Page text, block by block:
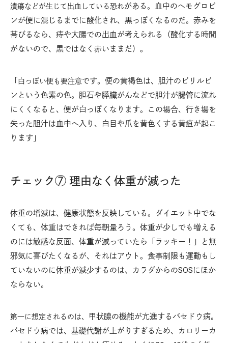
潰瘍などが生じて出血している恐れがある。血中のヘモグロビ
ンが便に混じるまでに酸化され、黒っぽくなるのだ。赤みを
帯びるなら、痔や大腸での出血が考えられる（酸化する時間
がないので、黒ではなく赤いままだ）。
「白っぽい便も要注意です。便の黄褐色は、胆汁のビリルビ
ンという色素の色。胆石や膵臓がんなどで胆汁が腸管に流れ
にくくなると、便が白っぽくなります。この場合、行き場を
失った胆汁は血中へ入り、白目や爪を黄色くする黄疸が起こ
ります」
チェック⑦ 理由なく体重が減った
体重の増減は、健康状態を反映している。ダイエット中でな
くても、体重はできれば毎朝量ろう。体重が少しでも増える
のには敏感な反面、体重が減っていたら「ラッキー！」と無
邪気に喜びたくなるが、それはアウト。食事制限も運動もし
ていないのに体重が減少するのは、カラダからのSOSにほか
ならない。
第一に想定されるのは、 甲状腺の機能が亢進するバセドウ病。
バセドウ病では、基礎代謝が上がりすぎるため、カロリーカ